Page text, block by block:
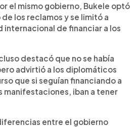
el mismo gobierno, Bukele optó
los reclamos y se limitó a
internacional de financiar a los
destacó que no se había
advirtió a los diplomáticos
que si seguían financiando a
manifestaciones, iban a tener
entre el gobierno